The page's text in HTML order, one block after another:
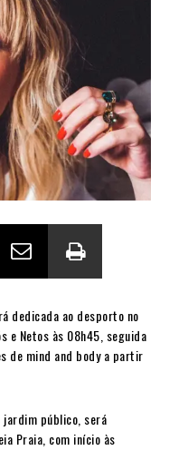
dedicada ao desporto no
e Netos às 08h45, seguida
de mind and body a partir
público, será
Praia, com início às